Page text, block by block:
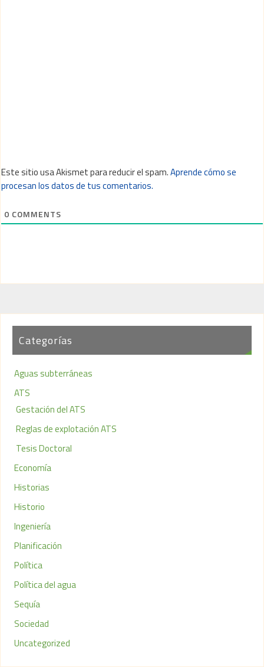
Este sitio usa Akismet para reducir el spam.Aprende cómo se
procesan los datos de tus comentarios.
0 COMMENTS
Categorías
Aguas subterráneas
ATS
Gestación del ATS
Reglas de explotación ATS
Tesis Doctoral
Economía
Historias
Historio
Ingeniería
Planificación
Política
Política del agua
Sequía
Sociedad
Uncategorized